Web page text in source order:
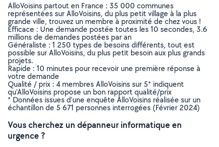
AlloVoisins partout en France : 35 000 communes
représentées sur AlloVoisins, du plus petit village à la plus
grande ville, trouvez un membre à proximité de chez vous !
Efficace : Une demande postée toutes les 10 secondes, 3.6
millions de demandes postées par an
Généraliste : 1 250 types de besoins différents, tout est
possible sur AlloVoisins, du plus petit besoin aux plus grands
projets.
Rapide : 10 minutes pour recevoir une première réponse à
votre demande
Qualité / prix : 4 membres AlloVoisins sur 5* indiquent
qu’AlloVoisins propose un bon rapport qualité/prix
* Données issues d’une enquête AlloVoisins réalisée sur un
échantillon de 5 671 personnes interrogées (Février 2024)
Vous cherchez un dépanneur informatique en
urgence ?